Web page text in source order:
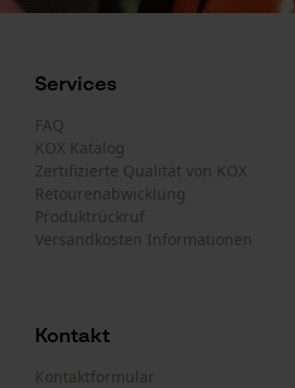
Services
FAQ
KOX Katalog
Zertifizierte Qualität von KOX
Retourenabwicklung
Produktrückruf
Versandkosten Informationen
Kontakt
Kontaktformular